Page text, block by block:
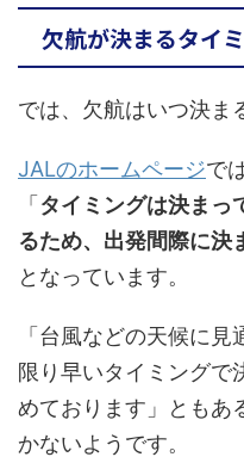
欠航が決まるタイ
では、欠航はいつ決ま
JALのホームページで
「タイミングは決まっ
るため、出発間際に決
となっています。
「台風などの天候に
限り早いタイミングで
めております」ともあ
かないようです。